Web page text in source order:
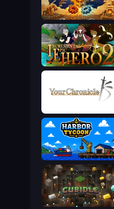
Gear Factory
Incremental Epic Hero 2
Harbor Tycoon
Cubidle